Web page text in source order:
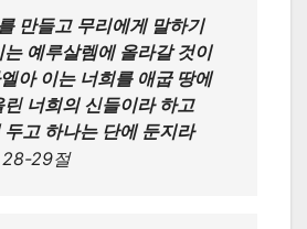
만들고 무리에게 말하기
예루살렘에 올라갈 것이
아 이는 너희를 애굽 땅에
너희의 신들이라 하고
고 하나는 단에 둔지라
28-29절